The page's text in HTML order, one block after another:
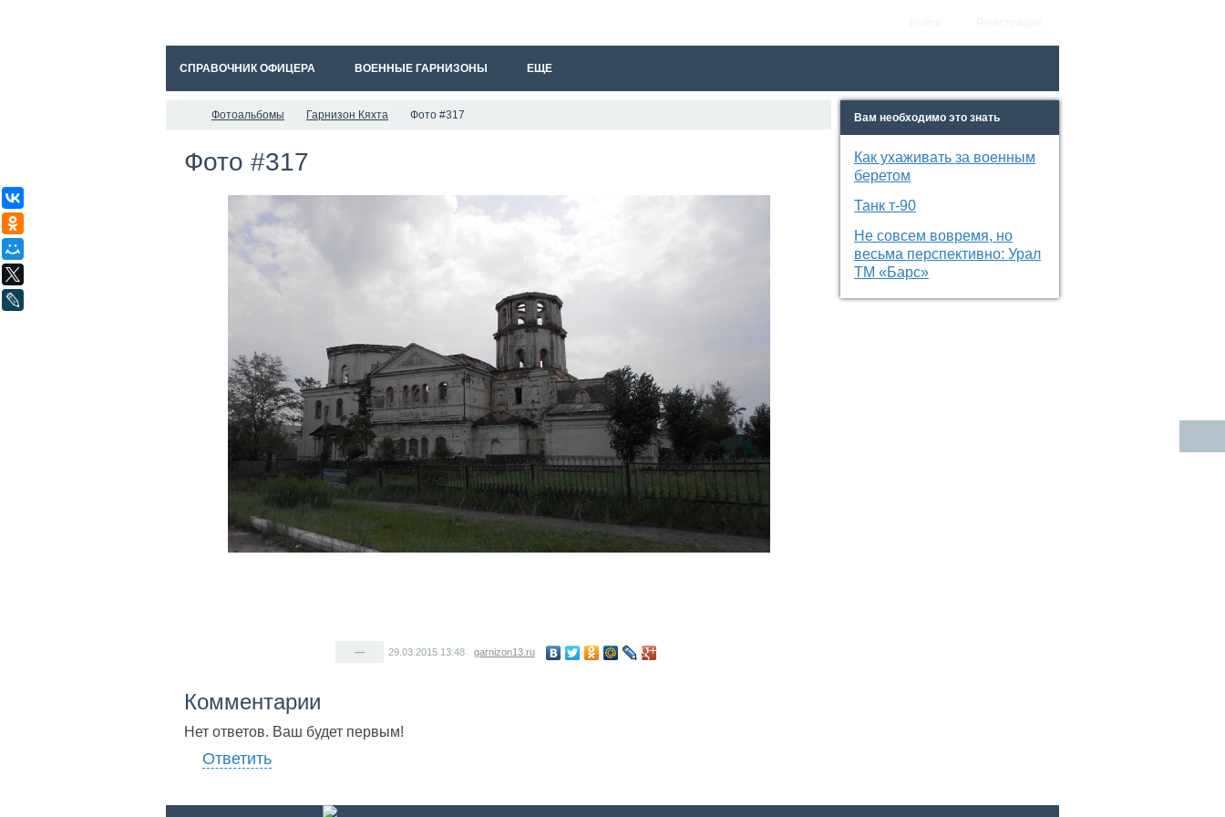
СПРАВОЧНИК ОФИЦЕРА ВОЕННЫЕ ГАРНИЗОНЫ ЕЩЕ
Фотоальбомы Гарнизон Кяхта Фото #317
Фото #317
— 29.03.2015 13:48 garnizon13.ru
Комментарии
Нет ответов. Ваш будет первым!
Ответить
Вам необходимо это знать
Как ухаживать за военным
беретом
Танк т-90
Не совсем вовремя, но
весьма перспективно: Урал
ТМ «Барс»